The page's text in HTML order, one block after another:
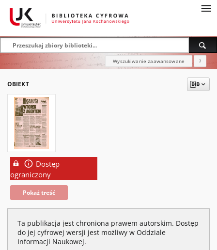
Wyszukiwanie zaawansowane ?
OBIEKT
Dostęp
ograniczony
Pokaż treść
Ta publikacja jest chroniona prawem autorskim. Dostęp
do jej cyfrowej wersji jest możliwy w Oddziale
Informacji Naukowej.